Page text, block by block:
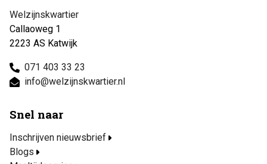
Welzijnskwartier
Callaoweg 1
2223 AS Katwijk
071 403 33 23
info@welzijnskwartier.nl
Snel naar
Inschrijven nieuwsbrief
Blogs